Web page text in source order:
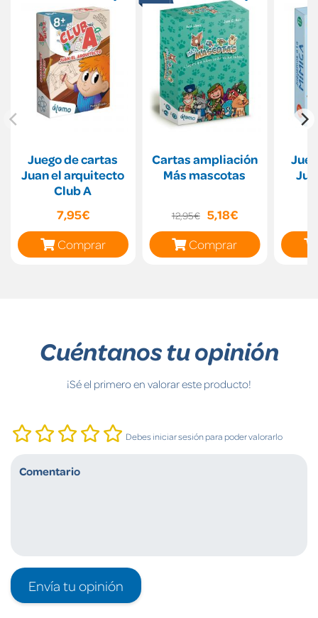
Juego de cartas
Juan el arquitecto
Club A
7,95€
Comprar
Cartas ampliación
Más mascotas
12,95€ 5,18€
Comprar
Cuéntanos tu opinión
¡Sé el primero en valorar este producto!
Debes iniciar sesión para poder valorarlo
Envía tu opinión